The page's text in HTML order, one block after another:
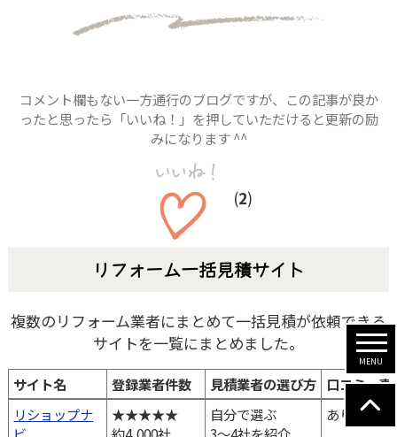
コメント欄もない一方通行のブログですが、この記事が良か
ったと思ったら「いいね！」を押していただけると更新の励
みになります ^^
(2)
リフォーム一括見積サイト
複数のリフォーム業者にまとめて一括見積が依頼できる
サイトを一覧にまとめました。
サイト名 登録業者件数 見積業者の選び方 口コミ・事
サイト名
登録業者件数 見積業者の選び方 口コミ・事
リショップナ
★★★★★
自分で選ぶ
あり